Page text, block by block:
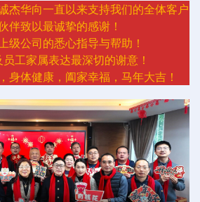
杰华向一直以来支持我们的全体客户
伴致以最诚挚的感谢！
级公司的悉心指导与帮助！
工家属表达最深切的谢意！
身体健康，阖家幸福，马年大吉！